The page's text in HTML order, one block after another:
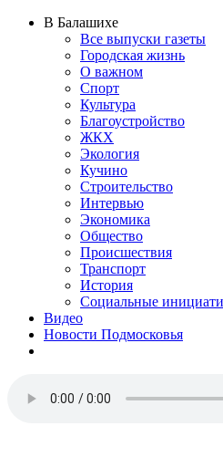
В Балашихе
Все выпуски газеты
Городская жизнь
О важном
Спорт
Культура
Благоустройство
ЖКХ
Экология
Кучино
Строительство
Интервью
Экономика
Общество
Происшествия
Транспорт
История
Социальные
Видео
Новости Подмосковья